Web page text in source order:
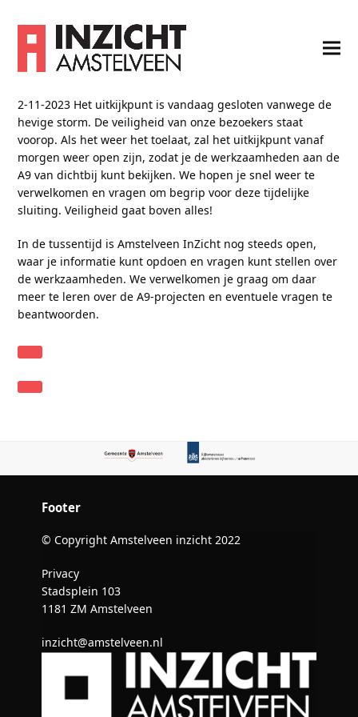
2-11-2023 Het uitkijkpunt is vandaag gesloten vanwege de
hevige storm. De veiligheid van onze bezoekers staat
voorop. Als het weer het toelaat, zal het uitkijkpunt vanaf
morgen weer open zijn, zodat je de werkzaamheden aan de
A9 van dichtbij kunt bekijken. We hopen je snel weer te
verwelkomen en vragen om begrip voor deze tijdelijke
sluiting. Veiligheid gaat boven alles!
In de tussentijd is Amstelveen InZicht nog steeds open,
waar je informatie kunt opdoen en vragen kunt stellen over
de werkzaamheden. We verwelkomen je graag om daar
meer te leren over de A9-projecten en eventuele vragen te
beantwoorden.
Footer
© Copyright Amstelveen inzicht 2022
Privacy
Stadsplein 103
1181 ZM Amstelveen
inzicht@amstelveen.nl